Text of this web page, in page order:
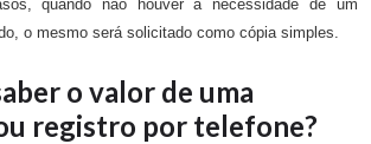
quando não houver a necessidade de um
o mesmo será solicitado como cópia simples.
o valor de uma
registro por telefone?